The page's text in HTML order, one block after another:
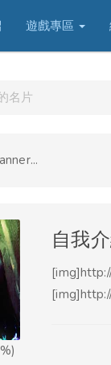
遊戲專區
名片
自我